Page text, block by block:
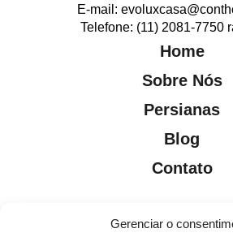
Gerenciar o
E-mail:
Telefone: (11) 2081-7750
Home
Sobre Nós
Persianas
Blog
Contato